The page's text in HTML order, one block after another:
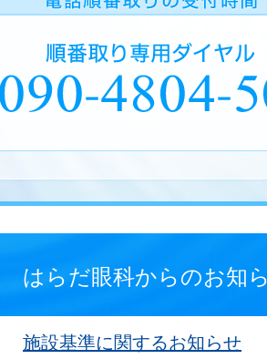
はらだ眼科からのお知
施設基準に関するお知らせ